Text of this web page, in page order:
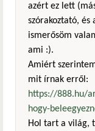
azért ez lett
szórakoztató,
ismerősöm
ami :).
Amiért
mit írnak erről:
https://888.hu/
hogy-
Hol tart a világ,